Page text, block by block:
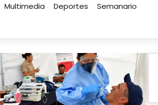
Multimedia Deportes Semanario